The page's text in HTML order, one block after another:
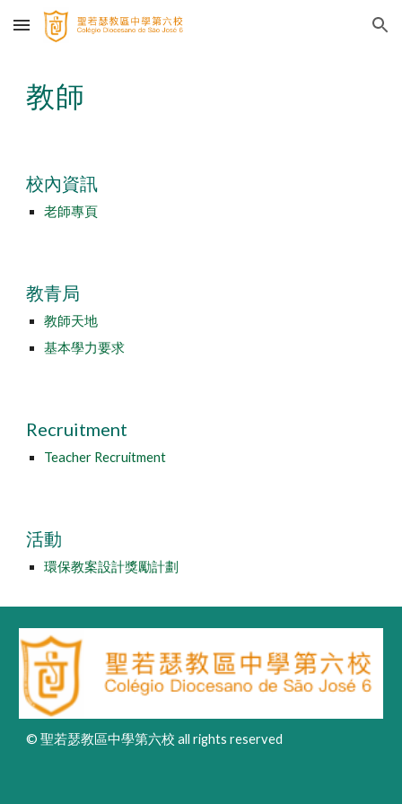
Skip to main content Skip to navigation
教師
校內資訊
老師專頁
教青局
教師天地
基本學力要求
Recruitment
Teacher Recruitment
活動
環保教案設計獎勵計劃
© 聖若瑟教區中學第六校 all rights reserved